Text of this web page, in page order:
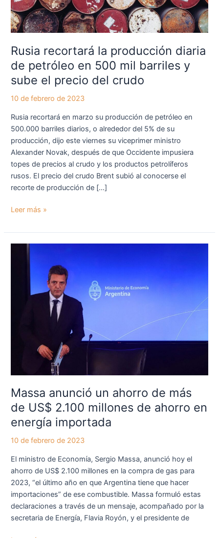
Rusia recortará la producción diaria
de petróleo en 500 mil barriles y
sube el precio del crudo
10 de febrero de 2023
Rusia recortará en marzo su producción de petróleo en
500.000 barriles diarios, o alrededor del 5% de su
producción, dijo este viernes su viceprimer ministro
Alexander Novak, después de que Occidente impusiera
topes de precios al crudo y los productos petrolíferos
rusos. El precio del crudo Brent subió al conocerse el
recorte de producción de […]
500
mil
barriles
sube
el
precio
del
crudo
Leer más »
Massa anunció un ahorro de más
de US$ 2.100 millones de ahorro en
energía importada
10 de febrero de 2023
El ministro de Economía, Sergio Massa, anunció hoy el
ahorro de US$ 2.100 millones en la compra de gas para
2023, “el último año en que Argentina tiene que hacer
importaciones” de ese combustible. Massa formuló estas
declaraciones a través de un mensaje, acompañado por la
secretaria de Energía, Flavia Royón, y el presidente de
Massa
ahorro
millones
ahorro
en
energía
importada